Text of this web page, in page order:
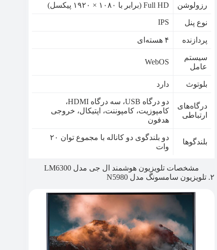
رزولوشن Full HD (برابر با ۱۰۸۰ × ۱۹۲۰ پیکسل)
نوع پنل IPS
پردازنده ۴ هسته‌ای
سیستم
عامل
WebOS
بلوتوث دارد
درگاه‌های
ارتباطی
دو درگاه USB، سه درگاه HDMI،
کامپوزیت، کامپوننت، اپتیکال، خروجی
هدفون
بلندگوها
دو بلندگوی دو کاناله با مجموع توان ۲۰
وات
مشخصات تلویزیون هوشمند ال جی مدل LM6300
۲. تلویزیون سامسونگ مدل N5980